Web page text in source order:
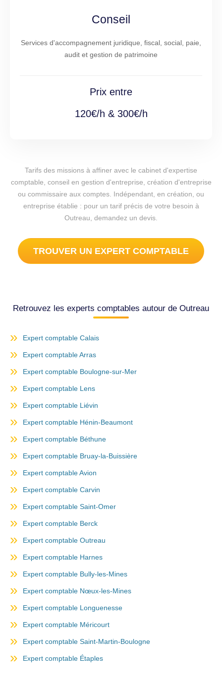
Conseil
Services d'accompagnement juridique, fiscal, social, paie,
audit et gestion de patrimoine
Prix entre
120€/h & 300€/h
Tarifs des missions à affiner avec le cabinet d'expertise
comptable, conseil en gestion d'entreprise, création d'entreprise
ou commissaire aux comptes. Indépendant, en création, ou
entreprise établie : pour un tarif précis de votre besoin à
Outreau, demandez un devis.
TROUVER UN EXPERT COMPTABLE
Retrouvez les experts comptables autour de Outreau
Expert comptable Calais
Expert comptable Arras
Expert comptable Boulogne-sur-Mer
Expert comptable Lens
Expert comptable Liévin
Expert comptable Hénin-Beaumont
Expert comptable Béthune
Expert comptable Bruay-la-Buissière
Expert comptable Avion
Expert comptable Carvin
Expert comptable Saint-Omer
Expert comptable Berck
Expert comptable Outreau
Expert comptable Harnes
Expert comptable Bully-les-Mines
Expert comptable Nœux-les-Mines
Expert comptable Longuenesse
Expert comptable Méricourt
Expert comptable Saint-Martin-Boulogne
Expert comptable Étaples